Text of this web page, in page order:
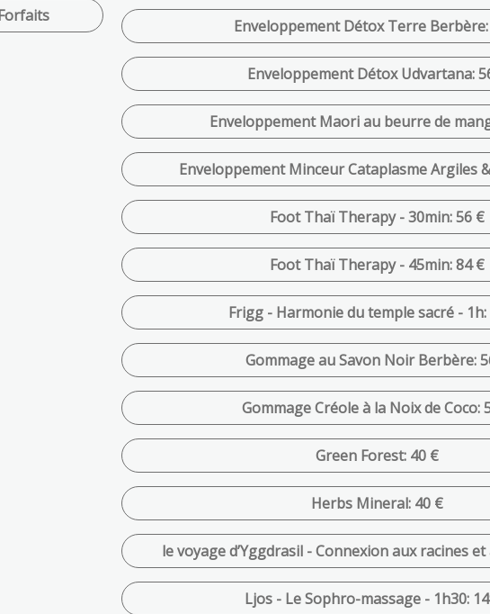
Enveloppement Détox Terre
Enveloppement Détox Udvartana:
Enveloppement Maori au beurre de
Enveloppement Minceur Cataplasme Argiles
Foot Thaï Therapy - 30min: 56 €
Foot Thaï Therapy - 45min: 84 €
Frigg - Harmonie du temple sacré - 1h:
Gommage au Savon Noir Berbère:
Gommage Créole à la Noix de Coco:
Green Forest: 40 €
Herbs Mineral: 40 €
le voyage d’Yggdrasil - Connexion aux racines
Ljos - Le Sophro-massage - 1h30: